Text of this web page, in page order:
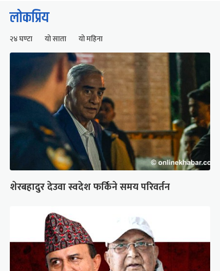
लोकप्रिय
२४ घण्टा यो साता यो महिना
शेरबहादुर देउवा स्वदेश फर्किने समय परिवर्तन